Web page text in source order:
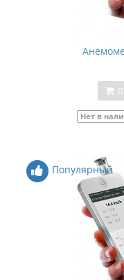
Нет в
Популярный